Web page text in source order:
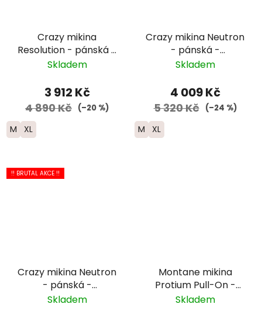
Crazy mikina
Resolution - pánská -
černá/
Skladem
3 912 Kč
4 890 Kč (–20 %)
M XL
Crazy mikina Neutron
- pánská -
černá/modrá/žlutá
Skladem
4 009 Kč
5 320 Kč (–24 %)
M XL
!! BRUTAL AKCE !!
Crazy mikina Neutron
- pánská -
zelená/tmavě
Skladem
Montane mikina
Protium Pull-On -
pánská - černá
Skladem